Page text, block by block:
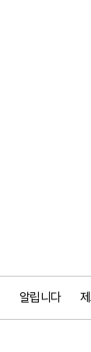
알립니다